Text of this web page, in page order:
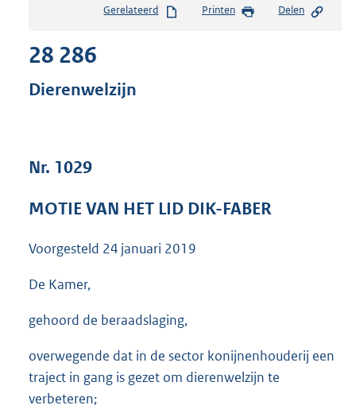
s
e
Gerelateerd Printen Delen
28 286
Dierenwelzijn
Nr. 1029
MOTIE VAN HET LID DIK-FABER
Voorgesteld 24 januari 2019
De Kamer,
gehoord de beraadslaging,
overwegende dat in de sector konijnenhouderij een
traject in gang is gezet om dierenwelzijn te
verbeteren;